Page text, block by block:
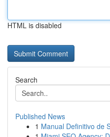
HTML is disabled
Search
Published News
1 Manual Definitivo de